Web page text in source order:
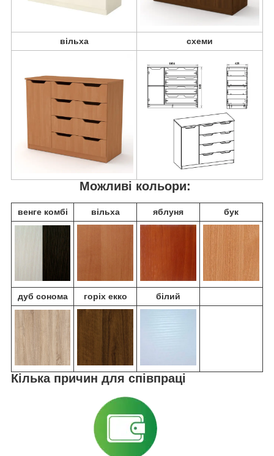
вільха схеми
Можливі кольори:
венге комбі вільха яблуня бук
дуб сонома горіх екко білий
Кілька причин для співпраці